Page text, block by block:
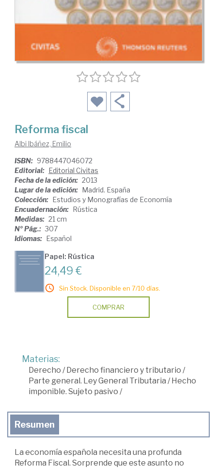
Reforma fiscal
Albi Ibáñez, Emilio
ISBN: 9788447046072
Editorial: Editorial Civitas
Fecha de la edición: 2013
Lugar de la edición: Madrid. España
Colección: Estudios y Monografías de Economía
Encuadernación: Rústica
Medidas: 21 cm
Nº Pág.: 307
Idiomas: Español
Papel: Rústica
24,49 €
Sin Stock. Disponible en 7/10 días.
COMPRAR
Materias:
Derecho /Derecho financiero y tributario /
Parte general. Ley General Tributaria /Hecho
imponible. Sujeto pasivo /
Resumen
La economía española necesita una profunda
Reforma Fiscal. Sorprende que este asunto no